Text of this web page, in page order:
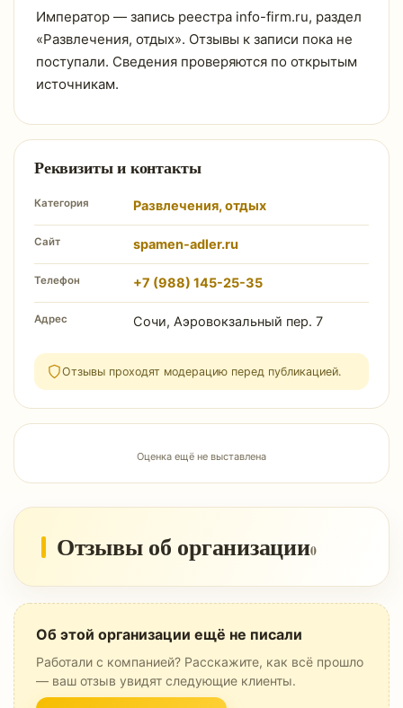
Император — запись реестра info-firm.ru, раздел
«Развлечения, отдых». Отзывы к записи пока не
поступали. Сведения проверяются по открытым
источникам.
Реквизиты и контакты
Категория Развлечения, отдых
Сайт spamen-adler.ru
Телефон +7 (988) 145-25-35
Адрес Сочи, Аэровокзальный пер. 7
Отзывы проходят модерацию перед публикацией.
Оценка ещё не выставлена
Отзывы об организации0
Об этой организации ещё не писали
Работали с компанией? Расскажите, как всё прошло
— ваш отзыв увидят следующие клиенты.